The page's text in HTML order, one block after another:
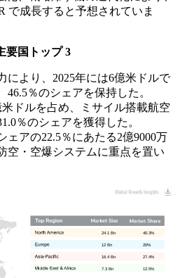
で成長すると予想されていま
要国トップ 3
により、2025年には6億米ドルで
％のシェアを保持した。
ドルを占め、ミサイル搭載航空
％のシェアを獲得した。
ェアの22.5％にあたる2億9000万
空・空爆システムに重点を置い
12.5%
7.3 Bn
27.4%
16.4 Bn
20%
12 Bn
40.3%
24.1 Bn